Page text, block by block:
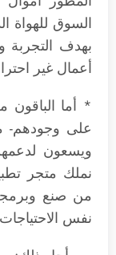
السوق للهواة
بهدف التجربة
أعمال غير
* أما الباقون
على وجودهم-
ويسعون
نملك متجر
من صنع وبرمجة
نفس